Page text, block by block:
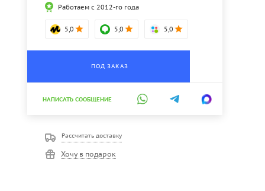
Работаем с 2012-го года
5,0 5,0 5,0
ПОД ЗАКАЗ
НАПИСАТЬ СООБЩЕНИЕ
Рассчитать доставку
Хочу в подарок